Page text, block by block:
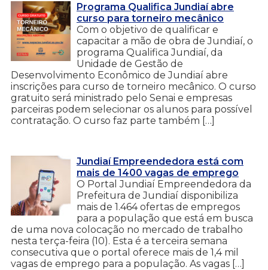
Programa Qualifica Jundiaí abre
curso para torneiro mecânico
Com o objetivo de qualificar e
capacitar a mão de obra de Jundiaí, o
programa Qualifica Jundiaí, da
Unidade de Gestão de
Desenvolvimento Econômico de Jundiaí abre
inscrições para curso de torneiro mecânico. O curso
gratuito será ministrado pelo Senai e empresas
parceiras podem selecionar os alunos para possível
contratação. O curso faz parte também […]
Jundiaí Empreendedora está com
mais de 1400 vagas de emprego
O Portal Jundiaí Empreendedora da
Prefeitura de Jundiaí disponibiliza
mais de 1.464 ofertas de empregos
para a população que está em busca
de uma nova colocação no mercado de trabalho
nesta terça-feira (10). Esta é a terceira semana
consecutiva que o portal oferece mais de 1,4 mil
vagas de emprego para a população. As vagas […]